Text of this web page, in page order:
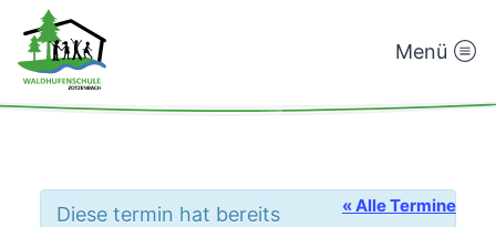
Waldhufenschule
Menü
« Alle Termine
Diese termin hat bereits